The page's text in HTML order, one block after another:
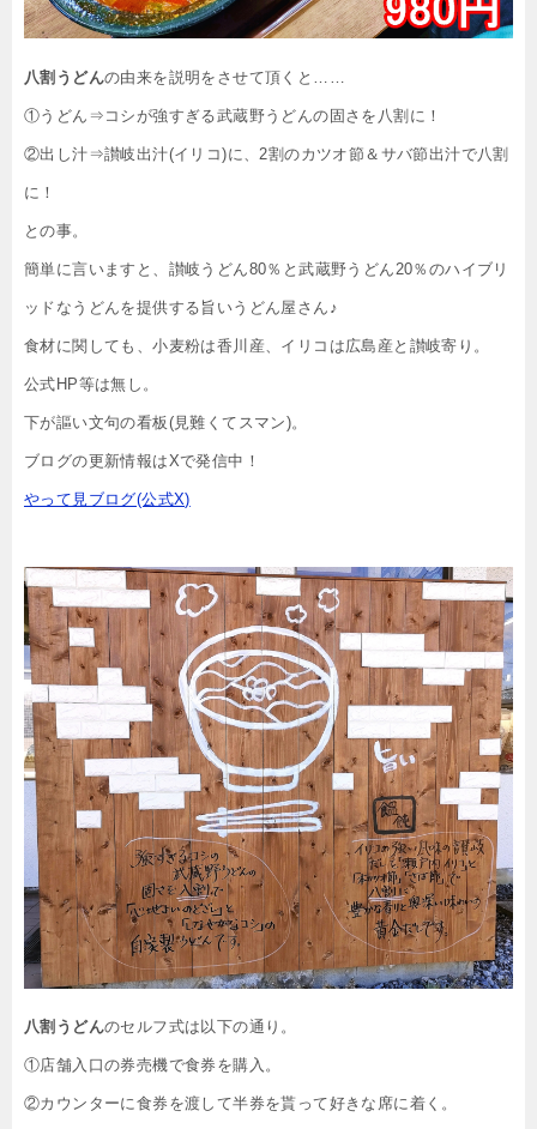
八割うどんの由来を説明をさせて頂くと……
①うどん⇒コシが強すぎる武蔵野うどんの固さを八割に！
②出し汁⇒讃岐出汁(イリコ)に、2割のカツオ節＆サバ節出汁で八割
に！
との事。
簡単に言いますと、讃岐うどん80％と武蔵野うどん20％のハイブリ
ッドなうどんを提供する旨いうどん屋さん♪
食材に関しても、小麦粉は香川産、イリコは広島産と讃岐寄り。
公式HP等は無し。
下が謳い文句の看板(見難くてスマン)。
ブログの更新情報はXで発信中！
やって見ブログ(公式X)
八割うどんのセルフ式は以下の通り。
①店舗入口の券売機で食券を購入。
②カウンターに食券を渡して半券を貰って好きな席に着く。